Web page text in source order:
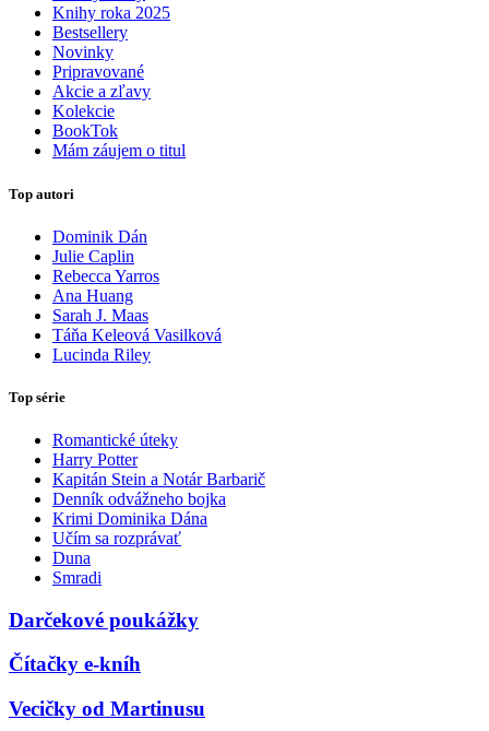
Knihy roka 2025
Bestsellery
Novinky
Pripravované
Akcie a zľavy
Kolekcie
BookTok
Mám záujem o titul
Top autori
Dominik Dán
Julie Caplin
Rebecca Yarros
Ana Huang
Sarah J. Maas
Táňa Keleová Vasilková
Lucinda Riley
Top série
Romantické úteky
Harry Potter
Kapitán Stein a Notár Barbarič
Denník odvážneho bojka
Krimi Dominika Dána
Učím sa rozprávať
Duna
Smradi
Darčekové poukážky
Čítačky e-kníh
Vecičky od Martinusu